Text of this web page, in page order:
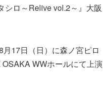
シロ～Relive vol.2～』大阪
17日（日）に森ノ宮ピロ
WWホールにて上演